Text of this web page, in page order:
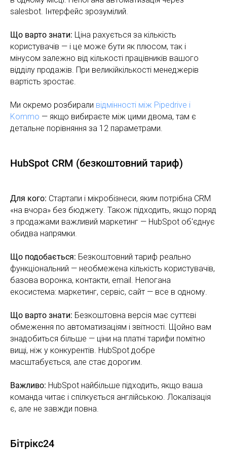
salesbot. Інтерфейс зрозумілий.
Що варто знати: Ціна рахується за кількість
користувачів — і це може бути як плюсом, так і
мінусом залежно від кількості працівників вашого
відділу продажів. При великійкількості менеджерів
вартість зростає.
Ми окремо розбирали відмінності між Pipedrive і
Kommo — якщо вибираєте між цими двома, там є
детальне порівняння за 12 параметрами.
HubSpot CRM (безкоштовний тариф)
Для кого: Стартапи і мікробізнеси, яким потрібна CRM
«на вчора» без бюджету. Також підходить, якщо поряд
з продажами важливий маркетинг — HubSpot об'єднує
обидва напрямки.
Що подобається: Безкоштовний тариф реально
функціональний — необмежена кількість користувачів,
базова воронка, контакти, email. Непогана
екосистема: маркетинг, сервіс, сайт — все в одному.
Що варто знати: Безкоштовна версія має суттєві
обмеження по автоматизаціям і звітності. Щойно вам
знадобиться більше — ціни на платні тарифи помітно
вищі, ніж у конкурентів. HubSpot добре
масштабується, але стає дорогим.
Важливо: HubSpot найбільше підходить, якщо ваша
команда читає і спілкується англійською. Локалізація
є, але не завжди повна.
Бітрікс24